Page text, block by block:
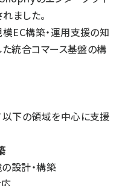
ました。
EC構築・運用支援の知
統合コマース基盤の構
以下の領域を中心に支援
設計・構築